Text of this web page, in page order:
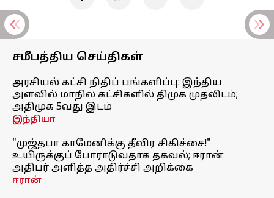
சமீபத்திய செய்திகள்
அரசியல் கட்சி நிதிப் பங்களிப்பு: இந்திய
அளவில் மாநில கட்சிகளில் திமுக முதலிடம்;
அதிமுக 5வது இடம்
இந்தியா
"முஜ்தபா காமேனிக்கு தீவிர சிகிச்சை!"
உயிருக்குப் போராடுவதாக தகவல்; ஈரான்
அதிபர் அளித்த அதிர்ச்சி அறிக்கை
ஈரான்